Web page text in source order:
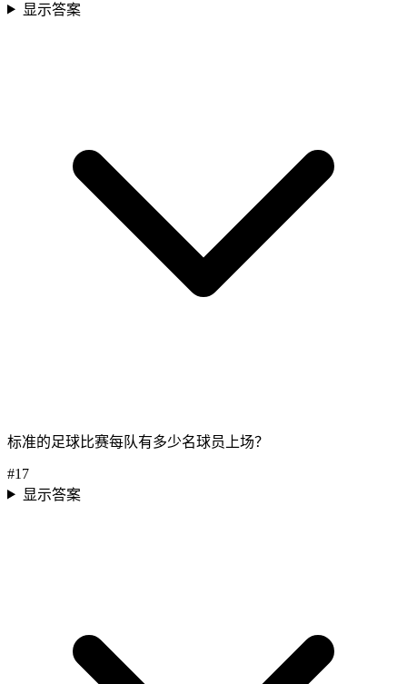
显示答案
标准的足球比赛每队有多少名球员上场？
#17
显示答案